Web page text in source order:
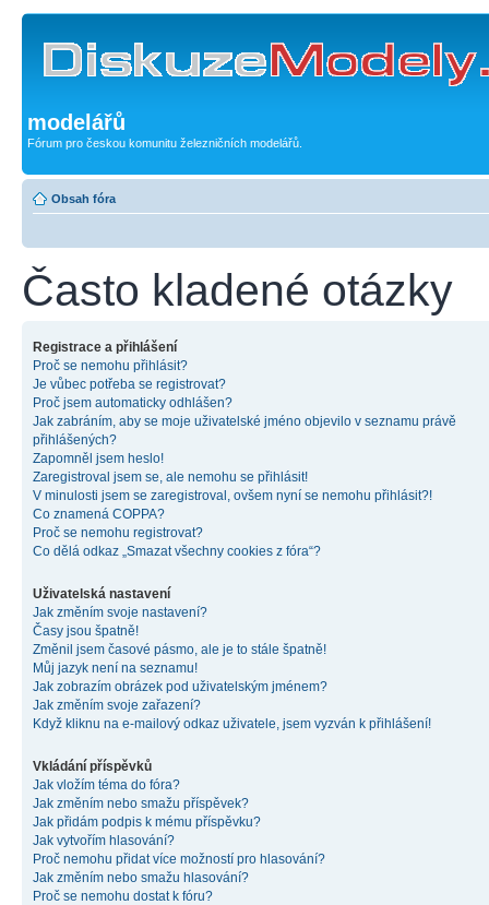
modelářů
Fórum pro českou komunitu železničních modelářů.
Obsah fóra
Často kladené otázky
Registrace a přihlášení
Proč se nemohu přihlásit?
Je vůbec potřeba se registrovat?
Proč jsem automaticky odhlášen?
Jak zabráním, aby se moje uživatelské jméno objevilo v seznamu právě
přihlášených?
Zapomněl jsem heslo!
Zaregistroval jsem se, ale nemohu se přihlásit!
V minulosti jsem se zaregistroval, ovšem nyní se nemohu přihlásit?!
Co znamená COPPA?
Proč se nemohu registrovat?
Co dělá odkaz „Smazat všechny cookies z fóra“?
Uživatelská nastavení
Jak změním svoje nastavení?
Časy jsou špatně!
Změnil jsem časové pásmo, ale je to stále špatně!
Můj jazyk není na seznamu!
Jak zobrazím obrázek pod uživatelským jménem?
Jak změním svoje zařazení?
Když kliknu na e-mailový odkaz uživatele, jsem vyzván k přihlášení!
Vkládání příspěvků
Jak vložím téma do fóra?
Jak změním nebo smažu příspěvek?
Jak přidám podpis k mému příspěvku?
Jak vytvořím hlasování?
Proč nemohu přidat více možností pro hlasování?
Jak změním nebo smažu hlasování?
Proč se nemohu dostat k fóru?